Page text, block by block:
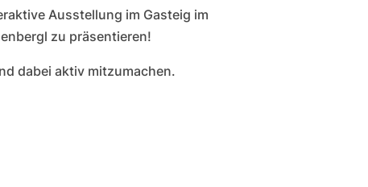
Ausstellung im Gasteig im
zu präsentieren!
dabei aktiv mitzumachen.